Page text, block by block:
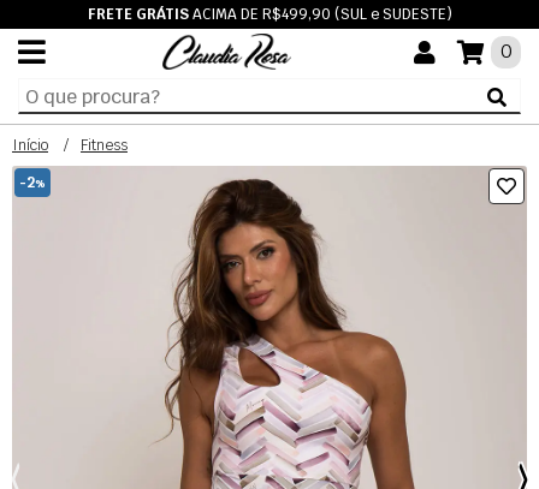
FRETE GRÁTISACIMA DE R$499,90 (SUL e SUDESTE)
0
Início
Fitness
-2%